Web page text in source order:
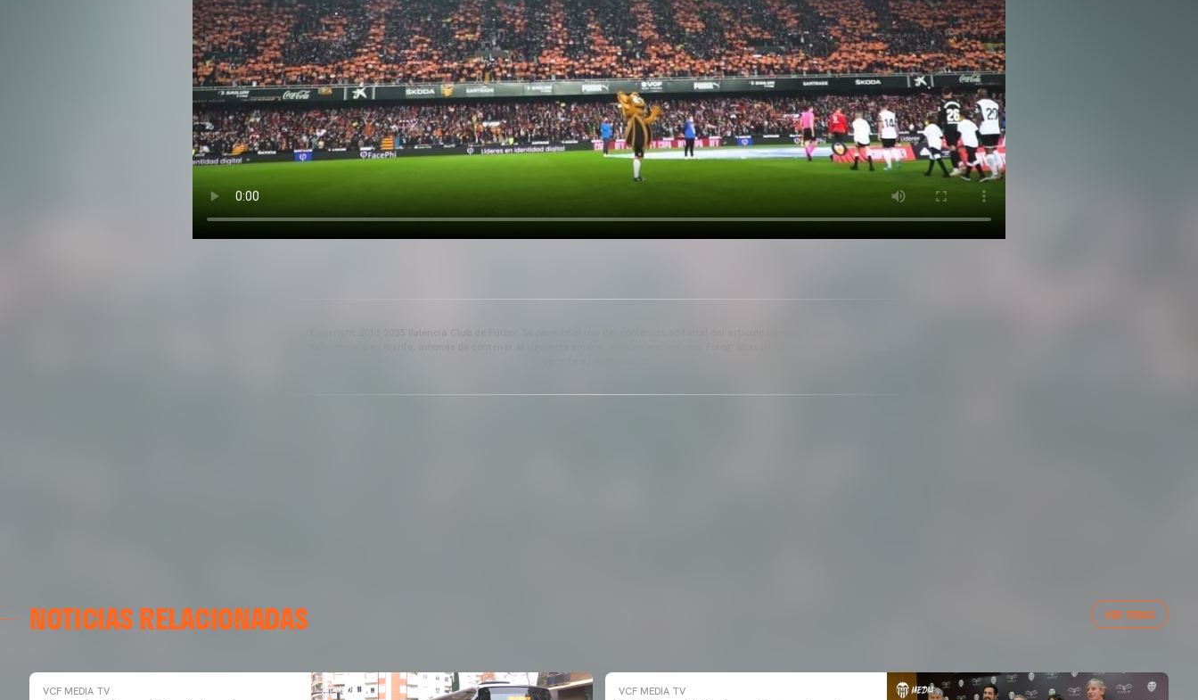
Copyright 2013-2025 Valencia Club de Fútbol. Se permite el uso del contenido editorial del artículo siempre y cuando se haga
NOTICIAS RELACIONADAS VER TODAS
VCF MEDIA TV VCF MEDIA TV